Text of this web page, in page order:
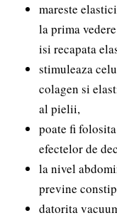
mareste
la prima
isi recapata
stimuleaza
colagen si
al pielii,
poate fi
efectelor de
la nivel
previne
datorita